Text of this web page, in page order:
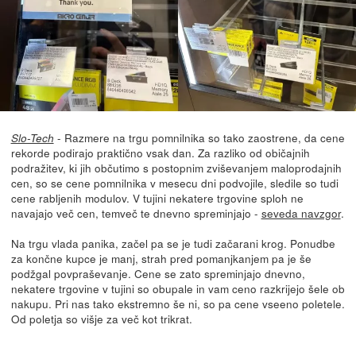
Slo-Tech - Razmere na trgu pomnilnika so tako zaostrene, da cene
rekorde podirajo praktično vsak dan. Za razliko od običajnih
podražitev, ki jih občutimo s postopnim zviševanjem maloprodajnih
cen, so se cene pomnilnika v mesecu dni podvojile, sledile so tudi
cene rabljenih modulov. V tujini nekatere trgovine sploh ne
navajajo več cen, temveč te dnevno spreminjajo - seveda navzgor.
Na trgu vlada panika, začel pa se je tudi začarani krog. Ponudbe
za končne kupce je manj, strah pred pomanjkanjem pa je še
podžgal povpraševanje. Cene se zato spreminjajo dnevno,
nekatere trgovine v tujini so obupale in vam ceno razkrijejo šele ob
nakupu. Pri nas tako ekstremno še ni, so pa cene vseeno poletele.
Od poletja so višje za več kot trikrat.